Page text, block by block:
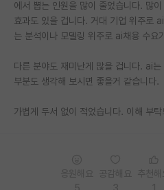
학술 정보 게시판
커리어
유학교육
에서 뽑는 인원을 많이 줄었습니다. 많
효과도 있을 겁니다. 거대 기업 위주로
는 분석이나 모델링 위주로 ai채용 수요
다른 분야도 재미난게 많을 겁니다. ai
부분도 생각해 보시면 좋을거 같습니다.
가볍게 두서 없이 적었습니다. 이해 부탁